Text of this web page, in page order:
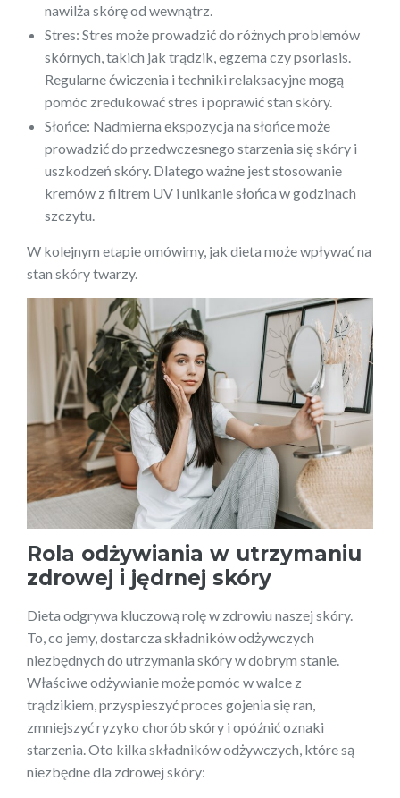
nawilża skórę od wewnątrz.
Stres: Stres może prowadzić do różnych problemów
skórnych, takich jak trądzik, egzema czy psoriasis.
Regularne ćwiczenia i techniki relaksacyjne mogą
pomóc zredukować stres i poprawić stan skóry.
Słońce: Nadmierna ekspozycja na słońce może
prowadzić do przedwczesnego starzenia się skóry i
uszkodzeń skóry. Dlatego ważne jest stosowanie
kremów z filtrem UV i unikanie słońca w godzinach
szczytu.
W kolejnym etapie omówimy, jak dieta może wpływać na
stan skóry twarzy.
Rola odżywiania w utrzymaniu
zdrowej i jędrnej skóry
Dieta odgrywa kluczową rolę w zdrowiu naszej skóry.
To, co jemy, dostarcza składników odżywczych
niezbędnych do utrzymania skóry w dobrym stanie.
Właściwe odżywianie może pomóc w walce z
trądzikiem, przyspieszyć proces gojenia się ran,
zmniejszyć ryzyko chorób skóry i opóźnić oznaki
starzenia. Oto kilka składników odżywczych, które są
niezbędne dla zdrowej skóry: